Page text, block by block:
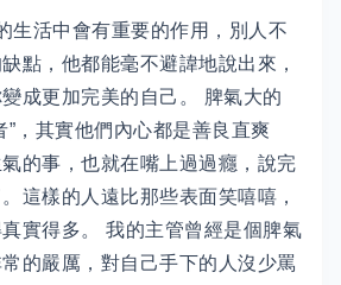
生活中會有重要的作用，別人不
點，他都能毫不避諱地說出來，
成更加完美的自己。 脾氣大的
”，其實他們內心都是善良直爽
的事，也就在嘴上過過癮，說完
這樣的人遠比那些表面笑嘻嘻，
實得多。 我的主管曾經是個脾氣
的嚴厲，對自己手下的人沒少罵